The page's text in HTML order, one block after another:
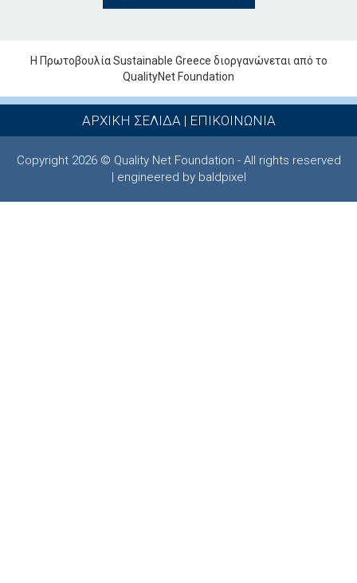
Η Πρωτοβουλία Sustainable Greece διοργανώνεται από το
QualityNet Foundation
ΑΡΧΙΚΗ ΣΕΛΙΔΑ| ΕΠΙΚΟΙΝΩΝΙΑ
Copyright 2026 © Quality Net Foundation - All rights reserved
| engineered by baldpixel